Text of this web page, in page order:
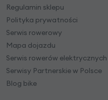
Regulamin sklepu
Polityka prywatności
Serwis rowerowy
Mapa dojazdu
Serwis rowerów elektrycznych
Serwisy Partnerskie w Polsce
Blog bike